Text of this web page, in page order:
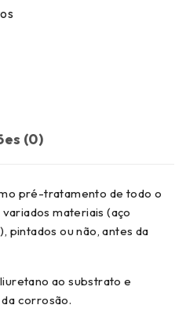
(0)
pré-tratamento de todo o
materiais (aço
pintados ou não, antes da
ao substrato e
corrosão.